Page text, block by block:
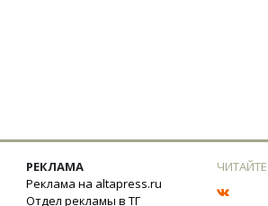
РЕКЛАМА
Реклама на altapress.ru
Отдел рекламы в ТГ